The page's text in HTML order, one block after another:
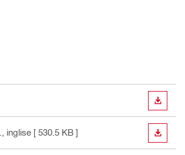
, inglise [ 530.5 KB ]